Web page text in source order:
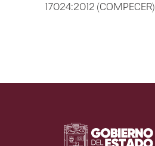
17024:2012 (COMPECER)